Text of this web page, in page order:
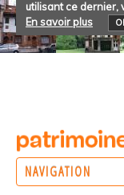
utilisant ce dernier,
En savoir plus
NAVIGATION